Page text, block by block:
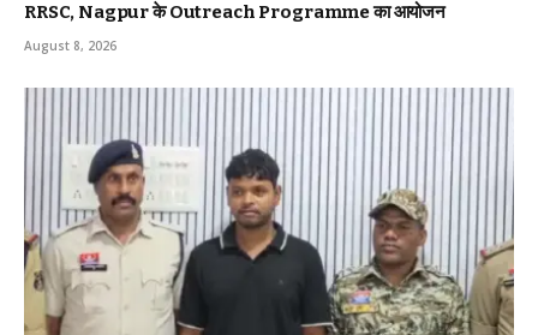
RRSC, Nagpur के Outreach Programme का आयोजन
August 8, 2026